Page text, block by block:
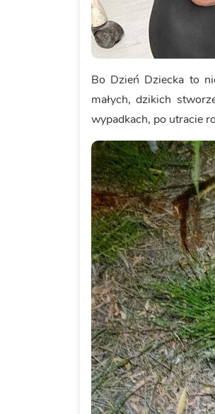
Bo Dzień Dziecka to
małych, dzikich
wypadkach, po utracie